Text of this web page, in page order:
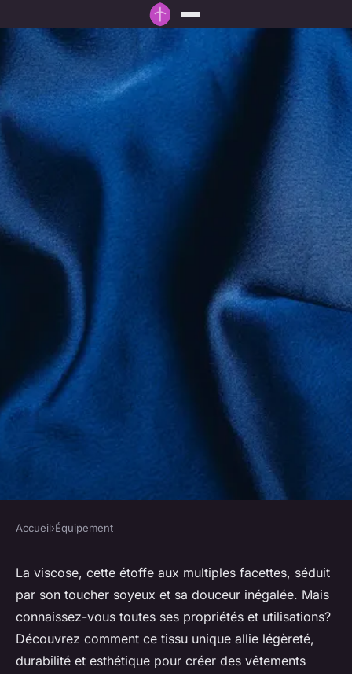
ÉQUIPEMENT
Découvrez le tissu viscose:
propriétés et utilisations
Pablo•16 septembre 2024•5 min de lecture
Accueil›Équipement
La viscose, cette étoffe aux multiples facettes, séduit
par son toucher soyeux et sa douceur inégalée. Mais
connaissez-vous toutes ses propriétés et utilisations?
Découvrez comment ce tissu unique allie légèreté,
durabilité et esthétique pour créer des vêtements